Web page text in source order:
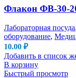
Флакон ФВ-30-
Лабораторная посуда,
оборудование,
10.00 ₽
Добавить в список
В корзину
Быстрый просмотр